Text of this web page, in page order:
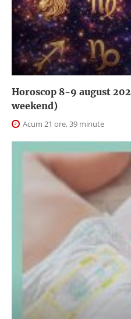
Horoscop 8-9 august
weekend)
Acum 21 ore, 39 minute